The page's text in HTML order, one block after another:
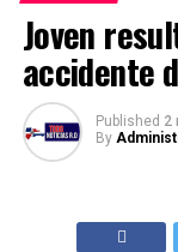
Joven
accidente
Published 2
By